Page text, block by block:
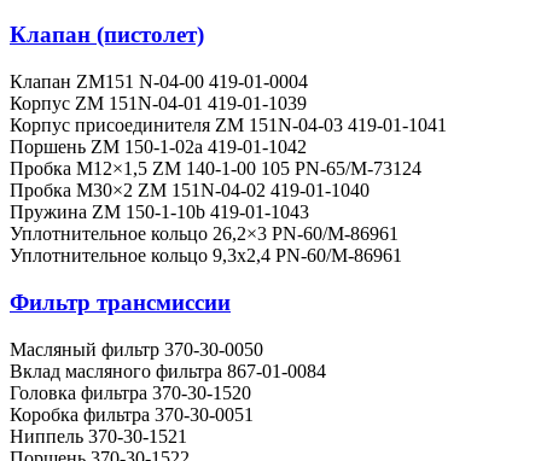
Клапан (пистолет)
Клапан ZM151 N-04-00 419-01-0004
Корпус ZM 151N-04-01 419-01-1039
Корпус присоединителя ZM 151N-04-03 419-01-1041
Поршень ZM 150-1-02a 419-01-1042
Пробка М12×1,5 ZM 140-1-00 105 PN-65/M-73124
Пробка М30×2 ZM 151N-04-02 419-01-1040
Пружина ZM 150-1-10b 419-01-1043
Уплотнительное кольцо 26,2×3 PN-60/M-86961
Уплотнительное кольцо 9,3х2,4 PN-60/M-86961
Фильтр трансмиссии
Масляный фильтр 370-30-0050
Вклад масляного фильтра 867-01-0084
Головка фильтра 370-30-1520
Коробка фильтра 370-30-0051
Ниппель 370-30-1521